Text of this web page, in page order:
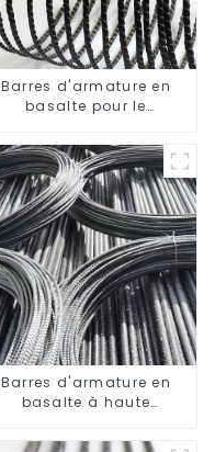
Barres d'armature en
basalte pour le
et des routes
Barres d'armature en
basalte à haute
à la corrosion